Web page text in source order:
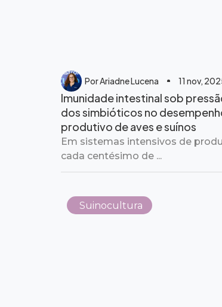
PorAriadne Lucena 11 nov,
Imunidade intestinal sob
dos simbióticos no
produtivo de aves e suínos
Em sistemas intensivos de
cada centésimo de ...
Suinocultura